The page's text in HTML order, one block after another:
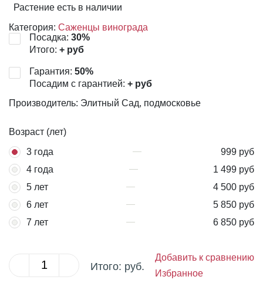
Растение есть в наличии
Категория: Саженцы винограда
Посадка: 30%
Итого: + руб
Гарантия: 50%
Посадим с гарантией: + руб
Производитель: Элитный Сад, подмосковье
Возраст (лет)
3 года
999 руб
4 года
1 499 руб
5 лет
4 500 руб
6 лет
5 850 руб
7 лет
6 850 руб
Итого: руб.
Добавить к сравнению
Избранное